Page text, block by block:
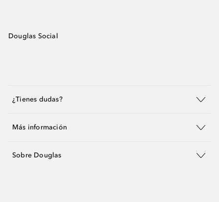
Douglas Social
¿Tienes dudas?
Más información
Sobre Douglas